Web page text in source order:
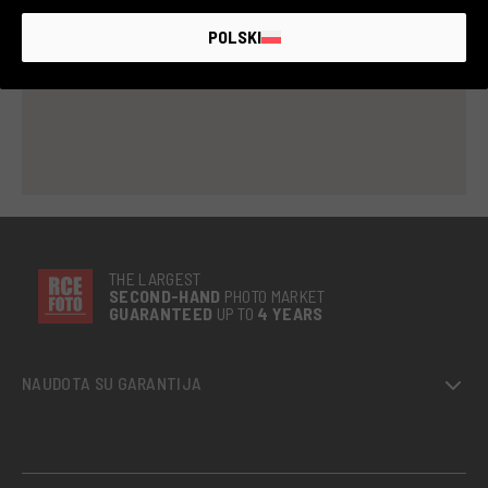
THE LARGEST
SECOND-HAND PHOTO MARKET
GUARANTEED UP TO 4 YEARS
NAUDOTA SU GARANTIJA
POLSKI